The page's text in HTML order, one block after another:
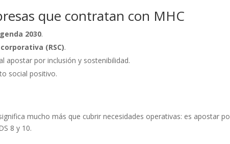
que contratan con MHC
2030.
(RSC).
al apostar por inclusión y sostenibilidad.
social positivo.
mucho más que cubrir necesidades operativas: es apostar
8 y 10.